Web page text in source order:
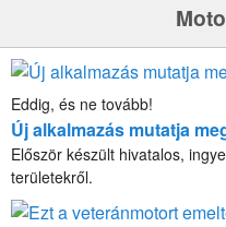
Eddig, és ne tovább!
Új alkalmazás mutatja
Először készült hivatalos,
területekről.